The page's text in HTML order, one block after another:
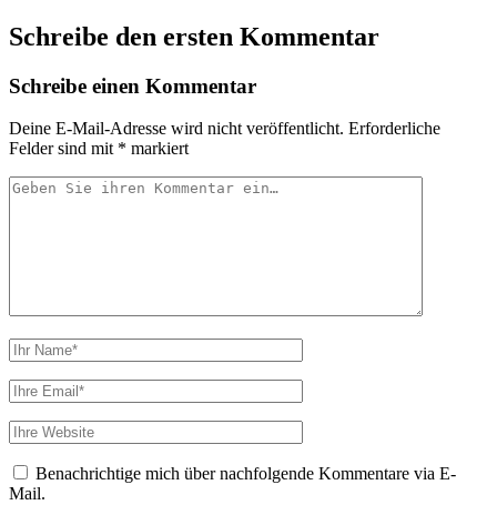
Schreibe den ersten Kommentar
Schreibe einen Kommentar
Deine E-Mail-Adresse wird nicht veröffentlicht. Erforderliche
Felder sind mit * markiert
Ihr
Ihr
Name
Ihre
Email
Webseiten
URL
Benachrichtige mich über nachfolgende Kommentare via E-
Mail.